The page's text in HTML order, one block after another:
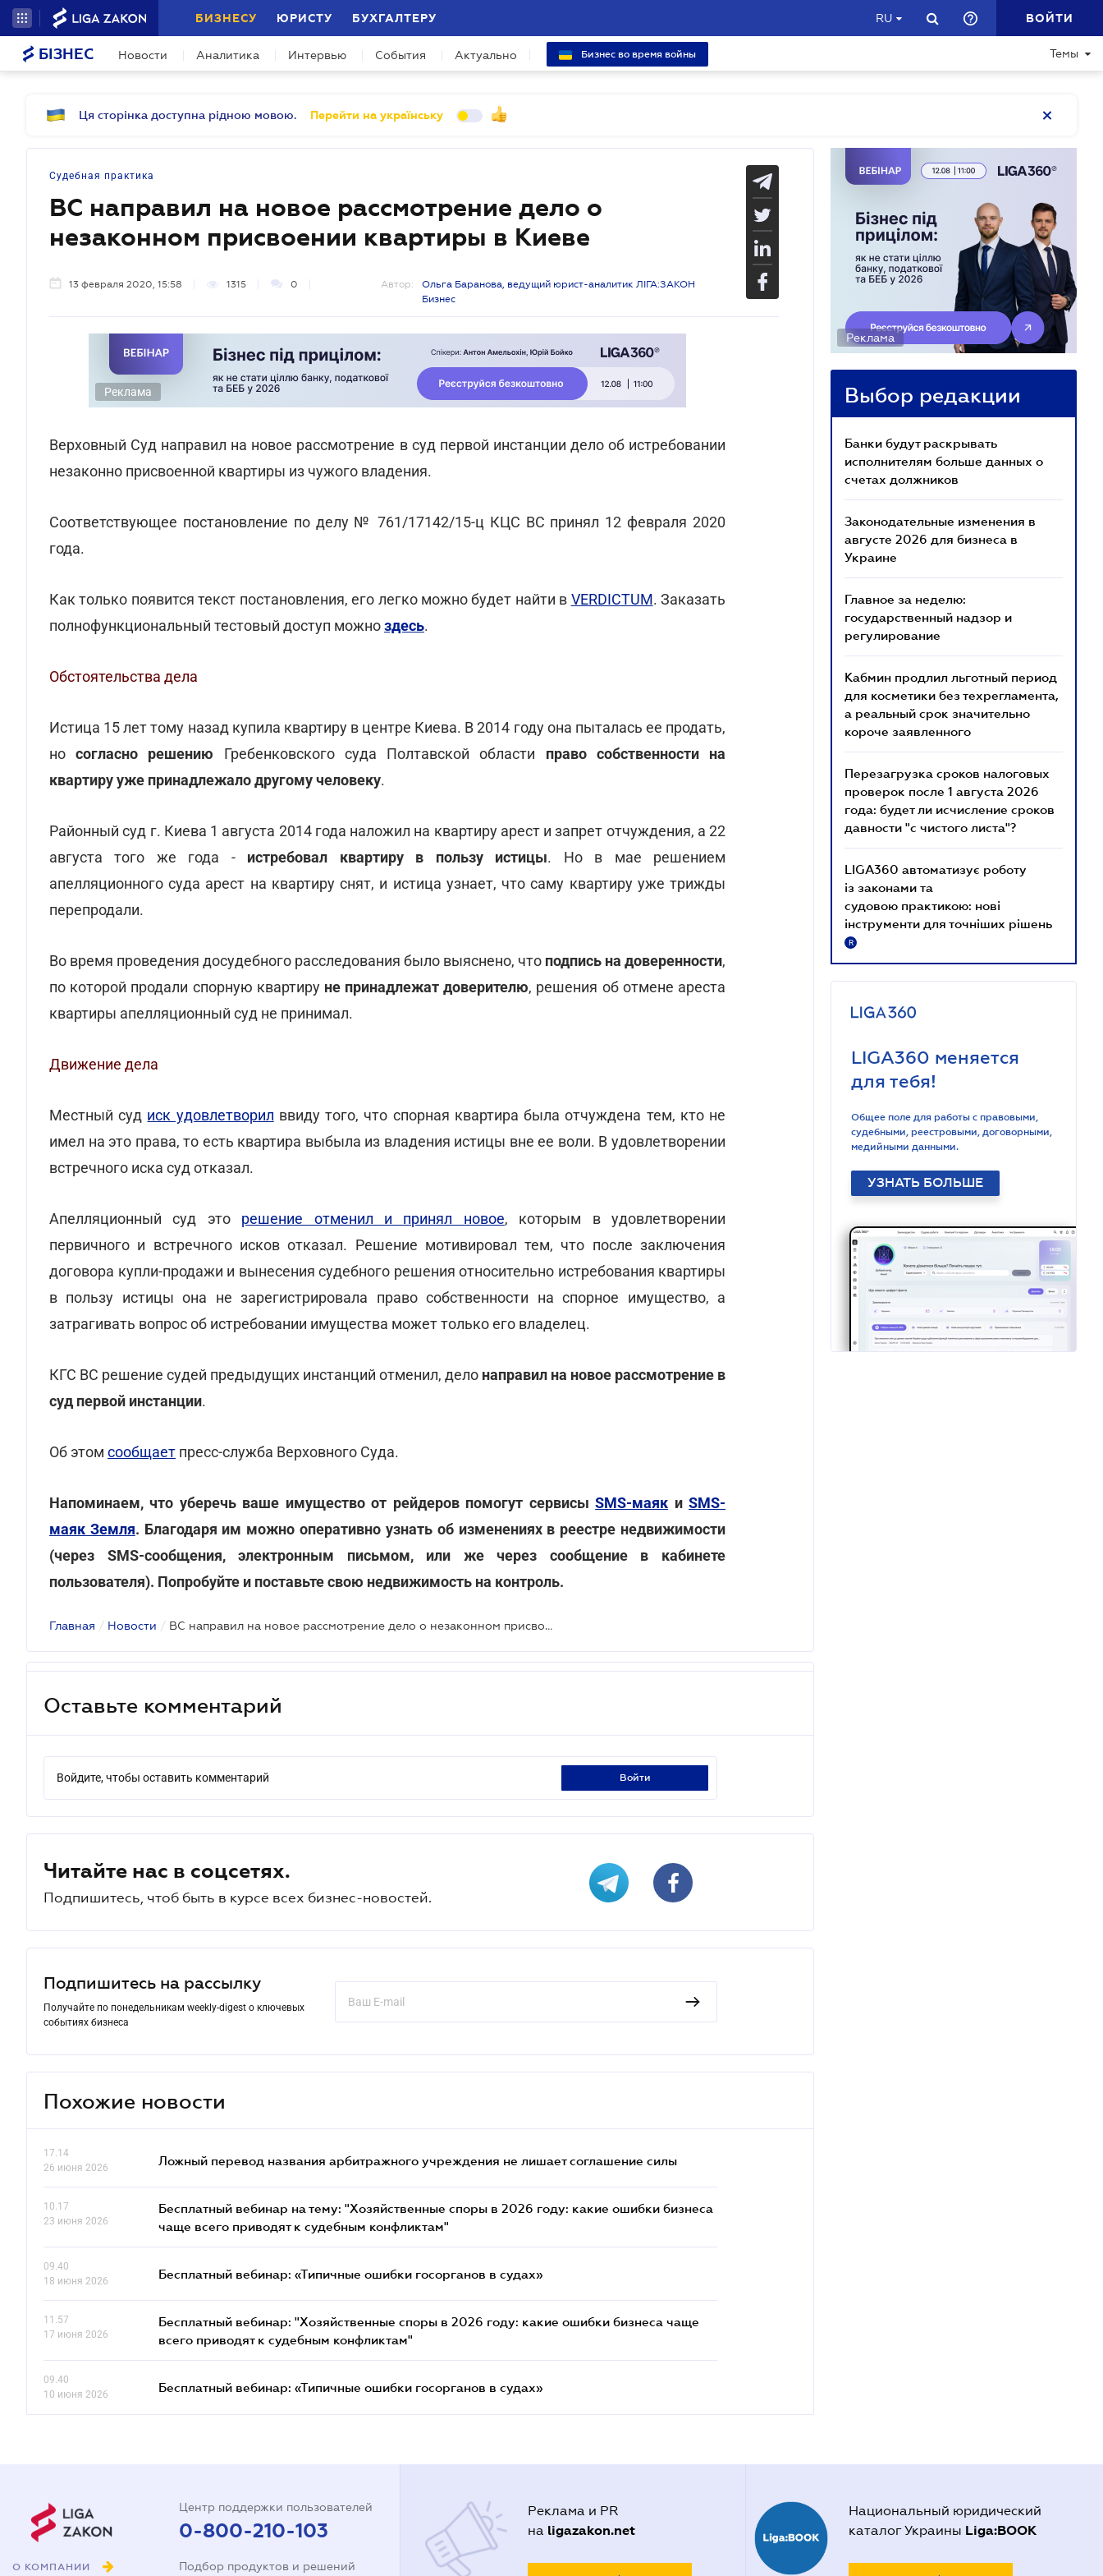
БИЗНЕСУ ЮРИСТУ БУХГАЛТЕРУ RU ВОЙТИ
БІЗНЕС Новости Аналитика Интервью События Актуально Бизнес во время войны Темы
Ця сторінка доступна рідною мовою. Перейти на українську
Судебная практика
ВС направил на новое рассмотрение дело о
незаконном присвоении квартиры в Киеве
13 февраля 2020, 15:58 1315 0 Автор:
Ольга Баранова, ведущий юрист-аналитик ЛІГА:ЗАКОН
Бизнес
Реклама
Верховный Суд направил на новое рассмотрение в суд первой инстанции дело об истребовании
незаконно присвоенной квартиры из чужого владения.
Соответствующее постановление по делу № 761/17142/15-ц КЦС ВС принял 12 февраля 2020
года.
Как только появится текст постановления, его легко можно будет найти в VERDICTUM. Заказать
полнофункциональный тестовый доступ можноздесь.
Обстоятельства дела
Истица 15 лет тому назад купила квартиру в центре Киева. В 2014 году она пыталась ее продать,
носогласно решению Гребенковского суда Полтавской области право собственности на
квартиру уже принадлежало другому человеку.
Районный суд г. Киева 1 августа 2014 года наложил на квартиру арест и запрет отчуждения, а 22
августа того же года - истребовал квартиру в пользу истицы. Но в мае решением
апелляционного суда арест на квартиру снят, и истица узнает, что саму квартиру уже трижды
перепродали.
Во время проведения досудебного расследования было выяснено, что подпись на доверенности,
по которой продали спорную квартируне принадлежат доверителю, решения об отмене ареста
квартиры апелляционный суд не принимал.
Движение дела
Местный суд иск удовлетворил ввиду того, что спорная квартира была отчуждена тем, кто не
имел на это права, то есть квартира выбыла из владения истицы вне ее воли. В удовлетворении
встречного иска суд отказал.
Апелляционный суд это решение отменил и принял новое, которым в удовлетворении
первичного и встречного исков отказал. Решение мотивировал тем, что после заключения
договора купли-продажи и вынесения судебного решения относительно истребования квартиры
в пользу истицы она не зарегистрировала право собственности на спорное имущество, а
затрагивать вопрос об истребовании имущества может только его владелец.
КГС ВС решение судей предыдущих инстанций отменил, дело направил на новое рассмотрение в
суд первой инстанции.
Об этом сообщает пресс-служба Верховного Суда.
Напоминаем, что уберечь ваше имущество от рейдеров помогут сервисыSMS-маяк иSMS-
маяк Земля. Благодаря им можно оперативно узнать об изменениях в реестре недвижимости
(через SMS-сообщения, электронным письмом, или же через сообщение в кабинете
пользователя). Попробуйте и поставьте свою недвижимость на контроль.
Главная / Новости / ВС направил на новое рассмотрение дело о незаконном присвоении квартиры в Киеве
Оставьте комментарий
Войдите, чтобы оставить комментарий войти
Читайте нас в соцсетях.
Подпишитесь, чтоб быть в курсе всех бизнес-новостей.
Подпишитесь на рассылку
Получайте по понедельникам weekly-digest о ключевых
событиях бизнеса
Похожие новости
17.14
26 июня 2026
Ложный перевод названия арбитражного учреждения не лишает соглашение силы
10.17
23 июня 2026
Бесплатный вебинар на тему: "Хозяйственные споры в 2026 году: какие ошибки бизнеса
чаще всего приводят к судебным конфликтам"
09.40
18 июня 2026
Бесплатный вебинар: «Типичные ошибки госорганов в судах»
11.57
17 июня 2026
Бесплатный вебинар: "Хозяйственные споры в 2026 году: какие ошибки бизнеса чаще
всего приводят к судебным конфликтам"
09.40
10 июня 2026
Бесплатный вебинар: «Типичные ошибки госорганов в судах»
Реклама
Выбор редакции
Банки будут раскрывать
исполнителям больше данных о
счетах должников
Законодательные изменения в
августе 2026 для бизнеса в
Украине
Главное за неделю:
государственный надзор и
регулирование
Кабмин продлил льготный период
для косметики без техрегламента,
а реальный срок значительно
короче заявленного
Перезагрузка сроков налоговых
проверок после 1 августа 2026
года: будет ли исчисление сроков
давности "с чистого листа"?
LIGA360 автоматизує роботу
із законами та
судовою практикою: нові
інструменти для точніших рішень
R
LIGA360 меняется
для тебя!
Общее поле для работы с правовыми,
судебными, реестровыми, договорными,
медийными данными.
УЗНАТЬ БОЛЬШЕ
О КОМПАНИИ
Центр поддержки пользователей
0-800-210-103
Подбор продуктов и решений
Реклама и PR
на ligazakon.net
Национальный юридический
каталог Украины Liga:BOOK